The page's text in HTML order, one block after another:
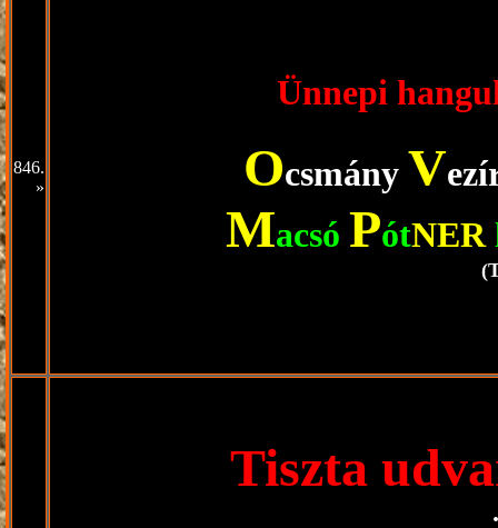
846.
»
Ünnepi
Ocsmány V
Macsó PótNER
Tiszta